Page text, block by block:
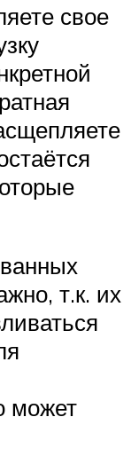
свое
т.к. их
может